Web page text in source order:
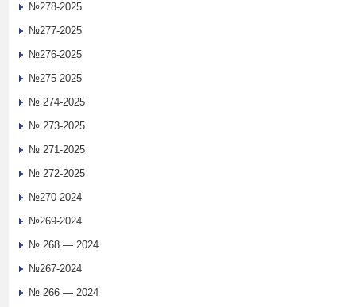
№278-2025
№277-2025
№276-2025
№275-2025
№ 274-2025
№ 273-2025
№ 271-2025
№ 272-2025
№270-2024
№269-2024
№ 268 — 2024
№267-2024
№ 266 — 2024